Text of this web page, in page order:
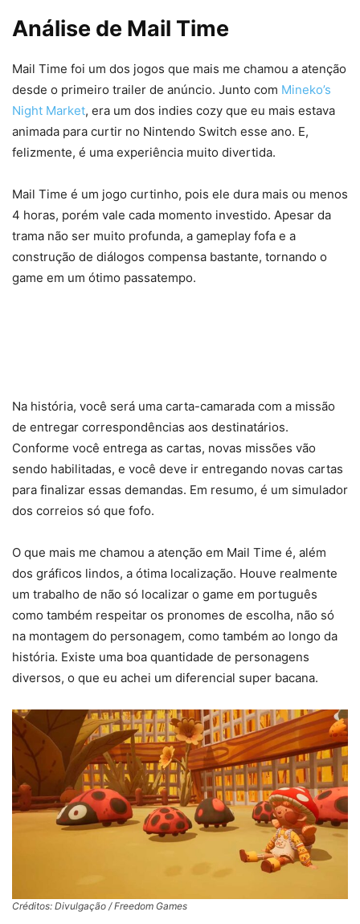
Análise de Mail Time
Mail Time foi um dos jogos que mais me chamou a atenção
desde o primeiro trailer de anúncio. Junto com Mineko’s
Night Market, era um dos indies cozy que eu mais estava
animada para curtir no Nintendo Switch esse ano. E,
felizmente, é uma experiência muito divertida.
Mail Time é um jogo curtinho, pois ele dura mais ou menos
4 horas, porém vale cada momento investido. Apesar da
trama não ser muito profunda, a gameplay fofa e a
construção de diálogos compensa bastante, tornando o
game em um ótimo passatempo.
Na história, você será uma carta-camarada com a missão
de entregar correspondências aos destinatários.
Conforme você entrega as cartas, novas missões vão
sendo habilitadas, e você deve ir entregando novas cartas
para finalizar essas demandas. Em resumo, é um simulador
dos correios só que fofo.
O que mais me chamou a atenção em Mail Time é, além
dos gráficos lindos, a ótima localização. Houve realmente
um trabalho de não só localizar o game em português
como também respeitar os pronomes de escolha, não só
na montagem do personagem, como também ao longo da
história. Existe uma boa quantidade de personagens
diversos, o que eu achei um diferencial super bacana.
Créditos: Divulgação / Freedom Games